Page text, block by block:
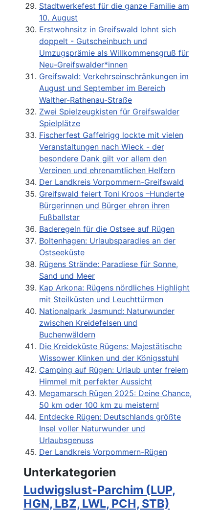
Stadtwerkefest für die ganze Familie am
10. August
Erstwohnsitz in Greifswald lohnt sich
doppelt - Gutscheinbuch und
Umzugsprämie als Willkommensgruß für
Neu-Greifswalder*innen
Greifswald: Verkehrseinschränkungen im
August und September im Bereich
Walther-Rathenau-Straße
Zwei Spielzeugkisten für Greifswalder
Spielplätze
Fischerfest Gaffelrigg lockte mit vielen
Veranstaltungen nach Wieck - der
besondere Dank gilt vor allem den
Vereinen und ehrenamtlichen Helfern
Der Landkreis Vorpommern-Greifswald
Greifswald feiert Toni Kroos –Hunderte
Bürgerinnen und Bürger ehren ihren
Fußballstar
Baderegeln für die Ostsee auf Rügen
Boltenhagen: Urlaubsparadies an der
Ostseeküste
Rügens Strände: Paradiese für Sonne,
Sand und Meer
Kap Arkona: Rügens nördliches Highlight
mit Steilküsten und Leuchttürmen
Nationalpark Jasmund: Naturwunder
zwischen Kreidefelsen und
Buchenwäldern
Die Kreideküste Rügens: Majestätische
Wissower Klinken und der Königsstuhl
Camping auf Rügen: Urlaub unter freiem
Himmel mit perfekter Aussicht
Megamarsch Rügen 2025: Deine Chance,
50 km oder 100 km zu meistern!
Entdecke Rügen: Deutschlands größte
Insel voller Naturwunder und
Urlaubsgenuss
Der Landkreis Vorpommern-Rügen
Unterkategorien
Ludwigslust-Parchim (LUP,
HGN, LBZ, LWL, PCH, STB)